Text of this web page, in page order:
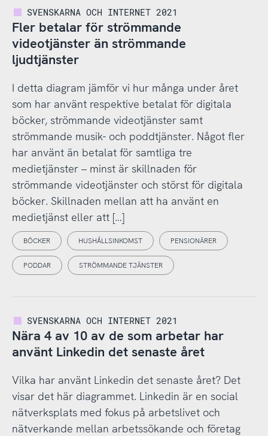
SVENSKARNA OCH INTERNET 2021
Fler betalar för strömmande
videotjänster än strömmande
ljudtjänster
I detta diagram jämför vi hur många under året
som har använt respektive betalat för digitala
böcker, strömmande videotjänster samt
strömmande musik- och poddtjänster. Något fler
har använt än betalat för samtliga tre
medietjänster – minst är skillnaden för
strömmande videotjänster och störst för digitala
böcker. Skillnaden mellan att ha använt en
medietjänst eller att […]
BÖCKER HUSHÅLLSINKOMST PENSIONÄRER
PODDAR STRÖMMANDE TJÄNSTER
SVENSKARNA OCH INTERNET 2021
Nära 4 av 10 av de som arbetar har
använt Linkedin det senaste året
Vilka har använt Linkedin det senaste året? Det
visar det här diagrammet. Linkedin är en social
nätverksplats med fokus på arbetslivet och
nätverkande mellan arbetssökande och företag